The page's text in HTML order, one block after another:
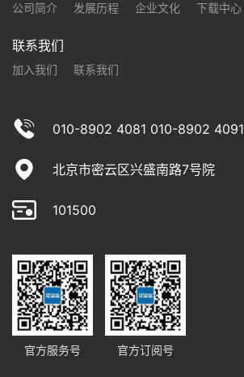
公司简介 发展历程 企业文化 下载中心
联系我们
加入我们 联系我们
010-8902 4081 010-8902 4091
北京市密云区兴盛南路7号院
101500
官方服务号 官方订阅号